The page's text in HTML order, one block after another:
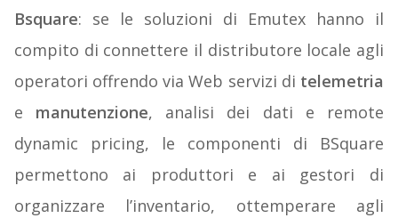
Bsquare: se le soluzioni di Emutex hanno il
compito di connettere il distributore locale agli
operatori offrendo via Web servizi di telemetria
e manutenzione, analisi dei dati e remote
dynamic pricing, le componenti di BSquare
permettono ai produttori e ai gestori di
organizzare l’inventario, ottemperare agli